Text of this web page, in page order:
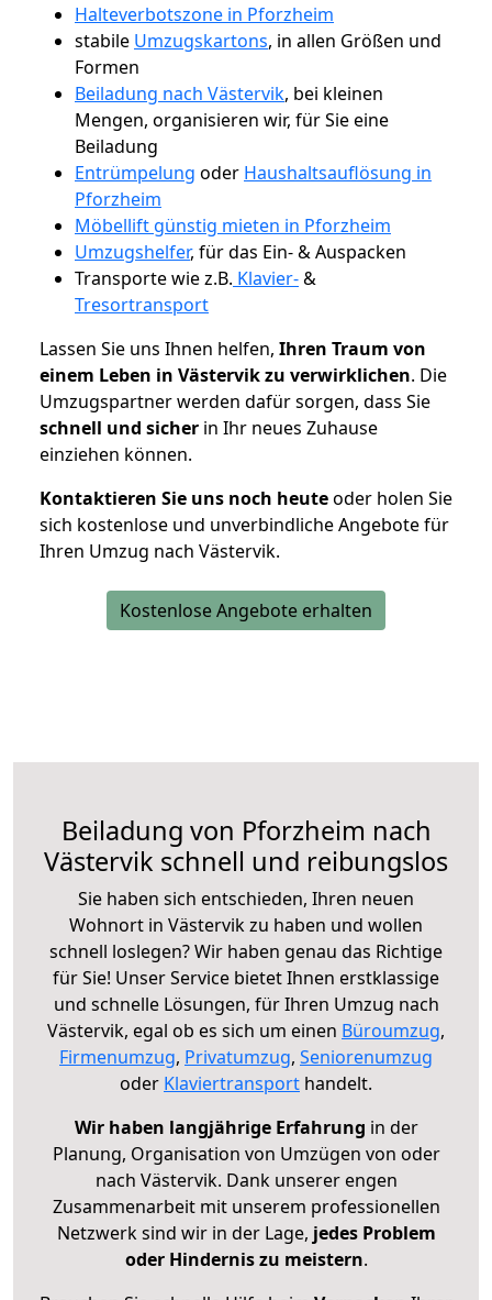
Halteverbotszone in Pforzheim
stabile Umzugskartons, in allen Größen und
Formen
Beiladung nach Västervik, bei kleinen
Mengen, organisieren wir, für Sie eine
Beiladung
Entrümpelung oder Haushaltsauflösung in
Pforzheim
Möbellift günstig mieten in Pforzheim
Umzugshelfer, für das Ein- & Auspacken
Transporte wie z.B. Klavier-&
Tresortransport
Lassen Sie uns Ihnen helfen, Ihren Traum von
einem Leben in Västervik zu verwirklichen. Die
Umzugspartner werden dafür sorgen, dass Sie
schnell und sicher in Ihr neues Zuhause
einziehen können.
Kontaktieren Sie uns noch heuteoder holen Sie
sich kostenlose und unverbindliche Angebote für
Ihren Umzug nach Västervik.
Kostenlose Angebote erhalten
Beiladung von Pforzheim nach
Västervik schnell und reibungslos
Sie haben sich entschieden, Ihren neuen
Wohnort in Västervik zu haben und wollen
schnell loslegen? Wir haben genau das Richtige
für Sie! Unser Service bietet Ihnen erstklassige
und schnelle Lösungen, für Ihren Umzug nach
Västervik, egal ob es sich um einen Büroumzug,
Firmenumzug, Privatumzug, Seniorenumzug
oder Klaviertransport handelt.
Wir haben langjährige Erfahrung in der
Planung, Organisation von Umzügen von oder
nach Västervik. Dank unserer engen
Zusammenarbeit mit unserem professionellen
Netzwerk sind wir in der Lage, jedes Problem
oder Hindernis zu meistern.